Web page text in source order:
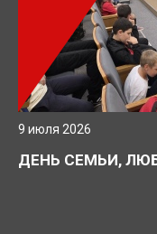
9 июля 2026
ДЕНЬ СЕМЬИ,